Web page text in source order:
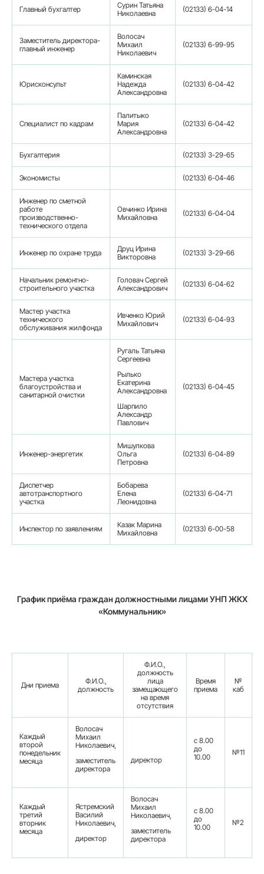
Главный бухгалтер
Сурин Татьяна
Николаевна
(02133) 6-04-14
Заместитель директора-
главный инженер
Волосач
Михаил
Николаевич
(02133) 6-99-95
Юрисконсульт
Каминская
Надежда
Александровна
(02133) 6-04-42
Специалист по кадрам
Палитыко
Мария
Александровна
(02133) 6-04-42
Бухгалтерия (02133) 3-29-65
Экономисты (02133) 6-04-46
Инженер по сметной
работе
производственно-
технического отдела
Овчинко Ирина
Михайловна
(02133) 6-04-04
Инженер по охране труда
Друц Ирина
Викторовна
(02133) 3-29-66
Начальник ремонтно-
строительного участка
Головач Сергей
Александрович
(02133) 6-04-62
Мастер участка
технического
обслуживания жилфонда
Ивченко Юрий
Михайлович
(02133) 6-04-93
Мастера участка
благоустройства и
санитарной очистки
Ругаль Татьяна
Сергеевна
Рылько
Екатерина
Александровна
Шарпило
Александр
Павлович
(02133) 6-04-45
Инженер-энергетик
Мишулкова
Ольга
Петровна
(02133) 6-04-89
Диспетчер
автотранспортного
участка
Бобарева
Елена
Леонидовна
(02133) 6-04-71
Инспектор по заявлениям
Казак Марина
Михайловна
(02133) 6-00-58
График приёма граждан должностными лицами УНП ЖКХ
«Коммунальник»
Дни приема
Ф.И.О.,
должность
Ф.И.О.,
должность
лица
замещающего
на время
отсутствия
Время
приема
№
каб
Каждый
второй
понедельник
месяца
Волосач
Михаил
Николаевич,
заместитель
директора
директор
с 8.00
до
10.00
№11
Каждый
третий
вторник
месяца
Ястремский
Василий
Николаевич,
директор
Волосач
Михаил
Николаевич,
заместитель
директора
с 8.00
до
10.00
№2